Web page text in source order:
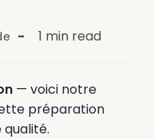
1 min read
— voici notre
préparation